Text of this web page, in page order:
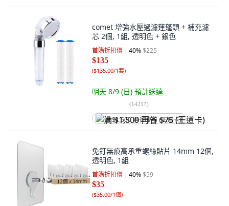
comet 增強水壓過濾蓮蓬頭 + 補充濾
芯 2個, 1組, 透明色 + 銀色
首購折扣價 40%$225
$135
($135.00/1套)
明天 8/9 (日) 預計送達
(14217)
满 $1,500 再省 $75 (王道卡)
免釘無痕高承重螺絲貼片 14mm 12個,
透明色, 1組
首購折扣價 40%$59
$35
($35.00/1個)